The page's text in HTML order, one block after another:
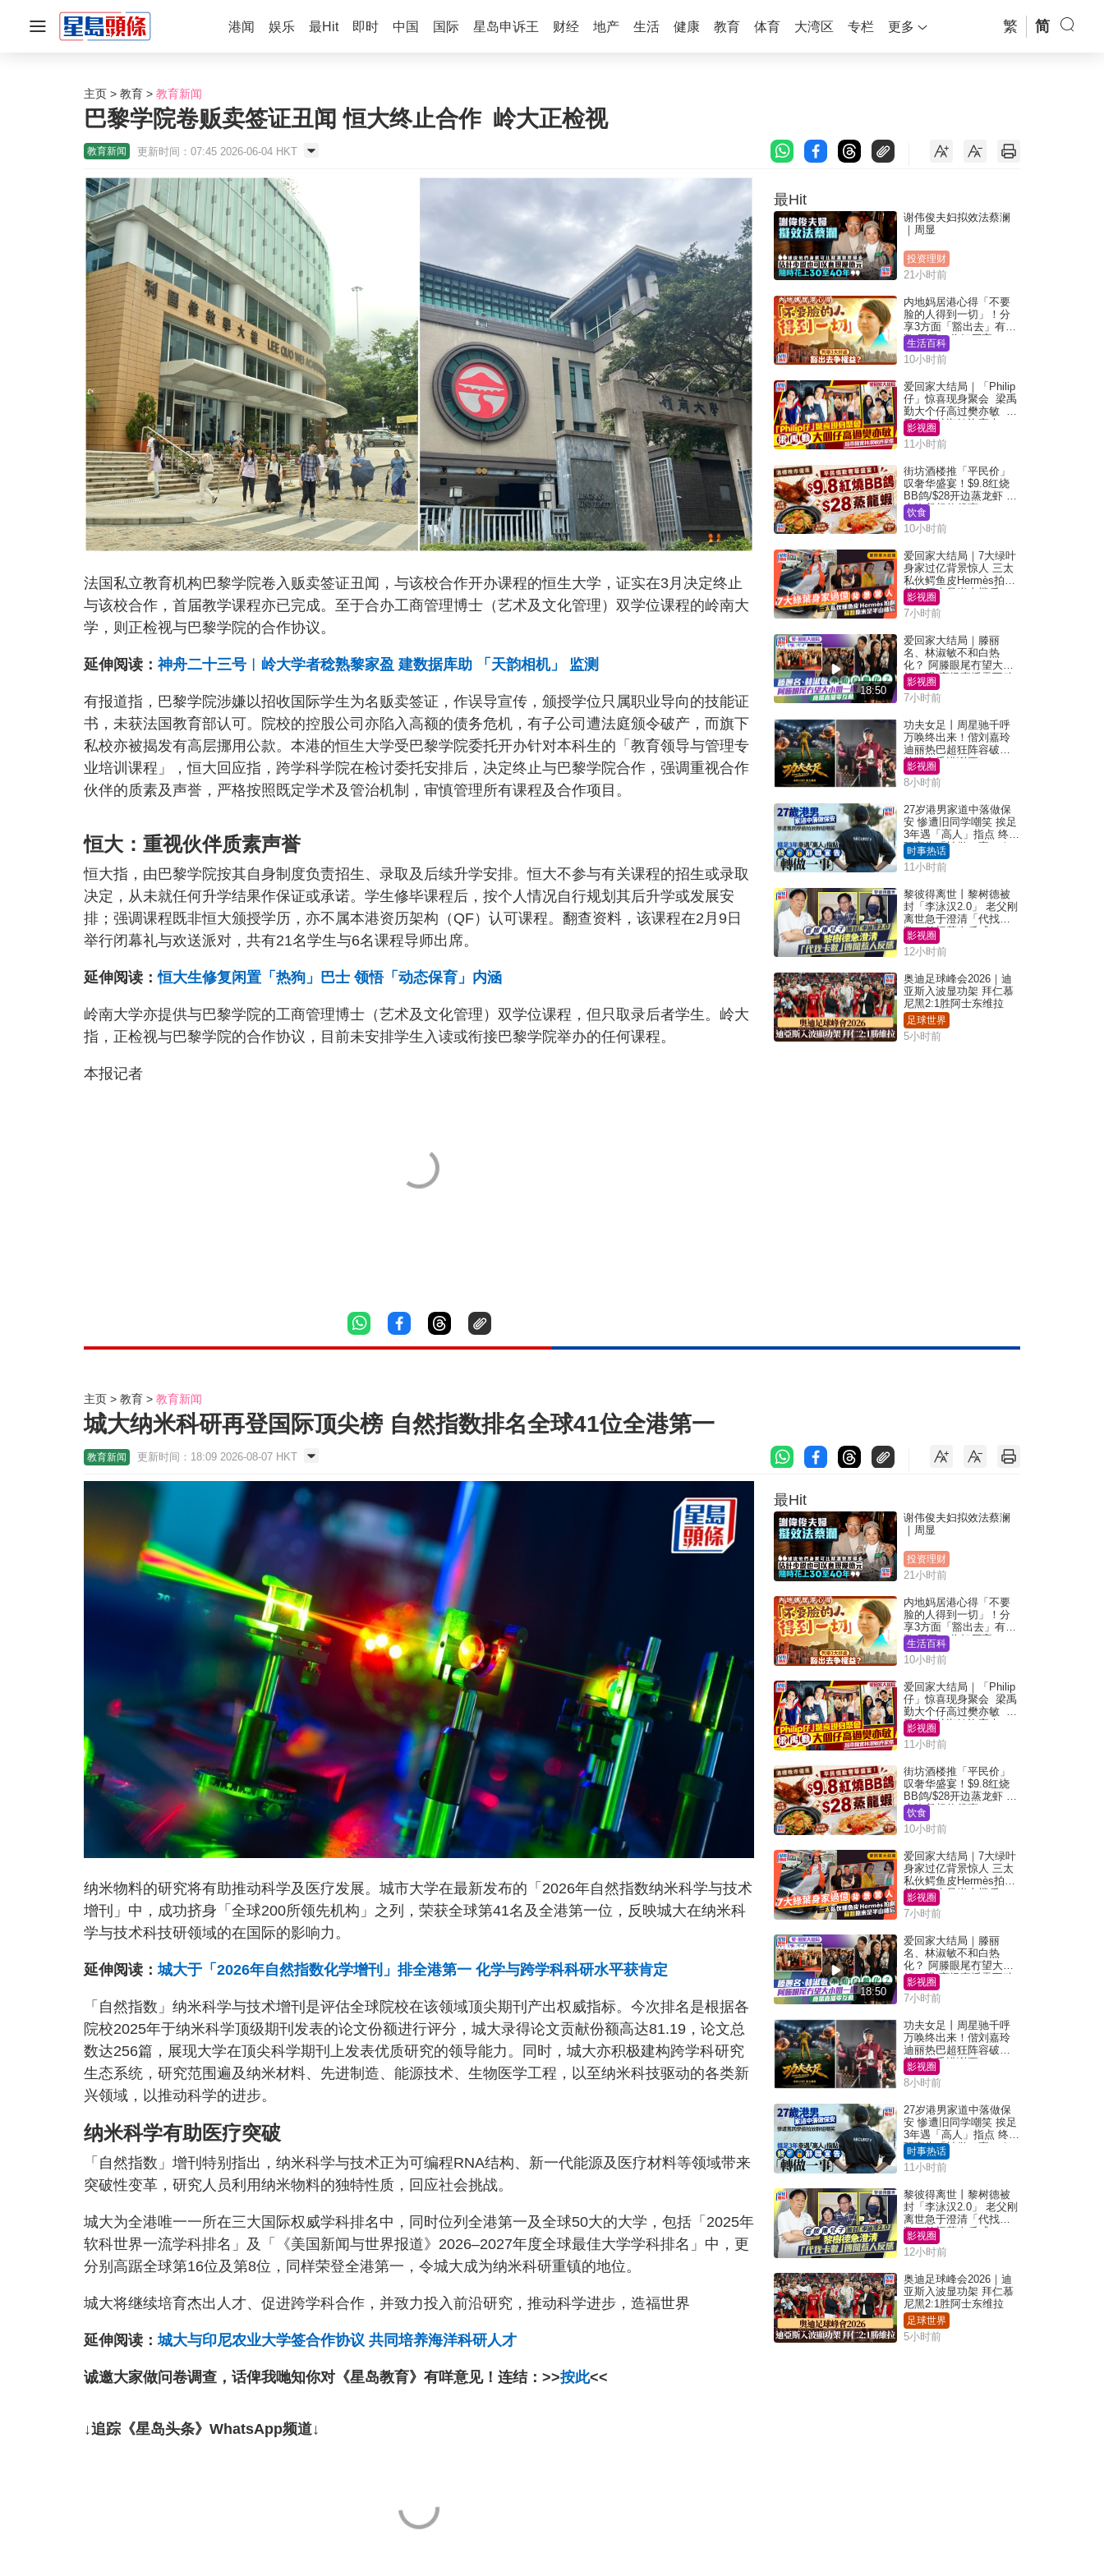
港闻 娱乐 最Hit 即时 中国 国际 星岛申诉王 财经 地产 生活 健康 教育 体育 大湾区 专栏 更多 繁 简
主页 教育 教育新闻
巴黎学院卷贩卖签证丑闻 恒大终止合作 岭大正检视
教育新闻 更新时间：07:45 2026-06-04 HKT
法国私立教育机构巴黎学院卷入贩卖签证丑闻，与该校合作开办课程的恒生大学，证实在3月决定终止
与该校合作，首届教学课程亦已完成。至于合办工商管理博士（艺术及文化管理）双学位课程的岭南大
学，则正检视与巴黎学院的合作协议。
延伸阅读： 神舟二十三号︱岭大学者稔熟黎家盈 建数据库助 「天韵相机」 监测
有报道指，巴黎学院涉嫌以招收国际学生为名贩卖签证，作误导宣传，颁授学位只属职业导向的技能证
书，未获法国教育部认可。院校的控股公司亦陷入高额的债务危机，有子公司遭法庭颁令破产，而旗下
私校亦被揭发有高层挪用公款。本港的恒生大学受巴黎学院委托开办针对本科生的「教育领导与管理专
业培训课程」，恒大回应指，跨学科学院在检讨委托安排后，决定终止与巴黎学院合作，强调重视合作
伙伴的质素及声誉，严格按照既定学术及管治机制，审慎管理所有课程及合作项目。
恒大：重视伙伴质素声誉
恒大指，由巴黎学院按其自身制度负责招生、录取及后续升学安排。恒大不参与有关课程的招生或录取
决定，从未就任何升学结果作保证或承诺。学生修毕课程后，按个人情况自行规划其后升学或发展安
排；强调课程既非恒大颁授学历，亦不属本港资历架构（QF）认可课程。翻查资料，该课程在2月9日
举行闭幕礼与欢送派对，共有21名学生与6名课程导师出席。
延伸阅读：恒大生修复闲置「热狗」巴士 领悟「动态保育」内涵
岭南大学亦提供与巴黎学院的工商管理博士（艺术及文化管理）双学位课程，但只取录后者学生。岭大
指，正检视与巴黎学院的合作协议，目前未安排学生入读或衔接巴黎学院举办的任何课程。
本报记者
最Hit
谢伟俊夫妇拟效法蔡澜
｜周显
投资理财
21小时前
内地妈居港心得「不要
脸的人得到一切」！分
享3方面「豁出去」有著
数 网民：你好厉害
生活百科
10小时前
爱回家大结局｜「Philip
仔」惊喜现身聚会 梁禹
勤大个仔高过樊亦敏 超
乖黐实林淑敏许家杰
影视圈
11小时前
街坊酒楼推「平民价」
叹奢华盛宴！$9.8红烧
BB鸽/$28开边蒸龙虾 3
大晚餐超值优惠
饮食
10小时前
爱回家大结局｜7大绿叶
身家过亿背景惊人 三太
私伙鳄鱼皮Hermès拍剧
苏姐原来是半山楼后
影视圈
7小时前
18:50
爱回家大结局｜滕丽
名、林淑敏不和白热
化？ 阿滕眼尾冇望大小
姐一眼 商场直播零互动
影视圈
7小时前
功夫女足丨周星驰千呼
万唤终出来！偕刘嘉玲
迪丽热巴超狂阵容破天
荒现身香港谢票
影视圈
8小时前
27岁港男家道中落做保
安 惨遭旧同学嘲笑 挨足
3年遇「高人」指点 终辞
职宣告「转做一事」｜
Juicy叮
时事热话
11小时前
黎彼得离世丨黎树德被
封「李泳汉2.0」 老父刚
离世急于澄清「代找卡
数」传闻惹人反感
影视圈
12小时前
奥迪足球峰会2026｜迪
亚斯入波显功架 拜仁慕
尼黑2:1胜阿士东维拉
足球世界
5小时前
主页 教育 教育新闻
城大纳米科研再登国际顶尖榜 自然指数排名全球41位全港第一
教育新闻 更新时间：18:09 2026-08-07 HKT
纳米物料的研究将有助推动科学及医疗发展。城市大学在最新发布的「2026年自然指数纳米科学与技术
增刊」中，成功挤身「全球200所领先机构」之列，荣获全球第41名及全港第一位，反映城大在纳米科
学与技术科技研领域的在国际的影响力。
延伸阅读：城大于「2026年自然指数化学增刊」排全港第一 化学与跨学科科研水平获肯定
「自然指数」纳米科学与技术增刊是评估全球院校在该领域顶尖期刊产出权威指标。今次排名是根据各
院校2025年于纳米科学顶级期刊发表的论文份额进行评分，城大录得论文贡献份额高达81.19，论文总
数达256篇，展现大学在顶尖科学期刊上发表优质研究的领导能力。同时，城大亦积极建构跨学科研究
生态系统，研究范围遍及纳米材料、先进制造、能源技术、生物医学工程，以至纳米科技驱动的各类新
兴领域，以推动科学的进步。
纳米科学有助医疗突破
「自然指数」增刊特别指出，纳米科学与技术正为可编程RNA结构、新一代能源及医疗材料等领域带来
突破性变革，研究人员利用纳米物料的独特性质，回应社会挑战。
城大为全港唯一一所在三大国际权威学科排名中，同时位列全港第一及全球50大的大学，包括「2025年
软科世界一流学科排名」及「《美国新闻与世界报道》2026–2027年度全球最佳大学学科排名」中，更
分别高踞全球第16位及第8位，同样荣登全港第一，令城大成为纳米科研重镇的地位。
城大将继续培育杰出人才、促进跨学科合作，并致力投入前沿研究，推动科学进步，造福世界
延伸阅读：城大与印尼农业大学签合作协议 共同培养海洋科研人才
诚邀大家做问卷调查，话俾我哋知你对《星岛教育》有咩意见！连结：>>按此<<
↓追踪《星岛头条》WhatsApp频道↓
最Hit
谢伟俊夫妇拟效法蔡澜
｜周显
投资理财
21小时前
内地妈居港心得「不要
脸的人得到一切」！分
享3方面「豁出去」有著
数 网民：你好厉害
生活百科
10小时前
爱回家大结局｜「Philip
仔」惊喜现身聚会 梁禹
勤大个仔高过樊亦敏 超
乖黐实林淑敏许家杰
影视圈
11小时前
街坊酒楼推「平民价」
叹奢华盛宴！$9.8红烧
BB鸽/$28开边蒸龙虾 3
大晚餐超值优惠
饮食
10小时前
爱回家大结局｜7大绿叶
身家过亿背景惊人 三太
私伙鳄鱼皮Hermès拍剧
苏姐原来是半山楼后
影视圈
7小时前
18:50
爱回家大结局｜滕丽
名、林淑敏不和白热
化？ 阿滕眼尾冇望大小
姐一眼 商场直播零互动
影视圈
7小时前
功夫女足丨周星驰千呼
万唤终出来！偕刘嘉玲
迪丽热巴超狂阵容破天
荒现身香港谢票
影视圈
8小时前
27岁港男家道中落做保
安 惨遭旧同学嘲笑 挨足
3年遇「高人」指点 终辞
职宣告「转做一事」｜
Juicy叮
时事热话
11小时前
黎彼得离世丨黎树德被
封「李泳汉2.0」 老父刚
离世急于澄清「代找卡
数」传闻惹人反感
影视圈
12小时前
奥迪足球峰会2026｜迪
亚斯入波显功架 拜仁慕
尼黑2:1胜阿士东维拉
足球世界
5小时前